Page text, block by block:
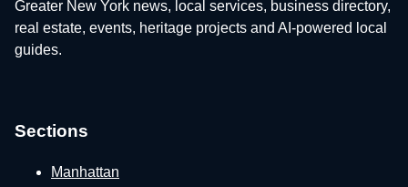
Greater New York news, local services, business directory,
real estate, events, heritage projects and AI-powered local
guides.
Sections
Manhattan